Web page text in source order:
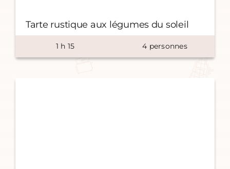
Tarte rustique aux légumes du soleil
1 h 15 4 personnes